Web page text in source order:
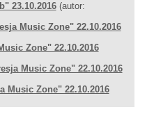
23.10.2016(autor:
Music Zone" 22.10.2016
Zone" 22.10.2016
Music Zone" 22.10.2016
Music Zone" 22.10.2016